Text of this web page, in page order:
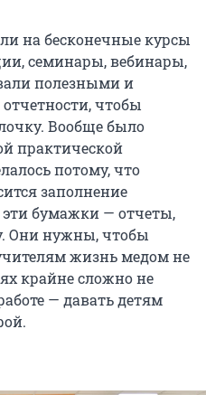
на бесконечные курсы
семинары, вебинары,
полезными и
чтобы
Вообще было
практической
потому, что
заполнение
бумажки — отчеты,
Они нужны, чтобы
жизнь медом не
крайне сложно не
— давать детям